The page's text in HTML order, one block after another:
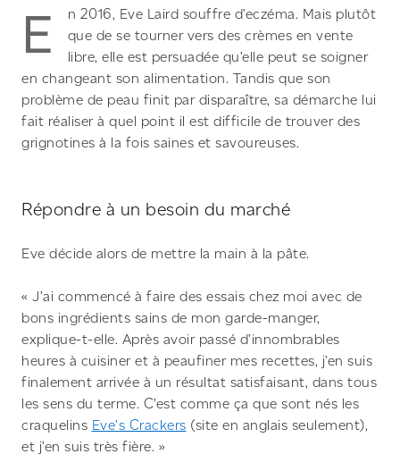
E
n 2016, Eve Laird souffre d’eczéma. Mais plutôt
que de se tourner vers des crèmes en vente
libre, elle est persuadée qu’elle peut se soigner
en changeant son alimentation. Tandis que son
problème de peau finit par disparaître, sa démarche lui
fait réaliser à quel point il est difficile de trouver des
grignotines à la fois saines et savoureuses.
Répondre à un besoin du marché
Eve décide alors de mettre la main à la pâte.
« J’ai commencé à faire des essais chez moi avec de
bons ingrédients sains de mon garde-manger,
explique-t-elle. Après avoir passé d’innombrables
heures à cuisiner et à peaufiner mes recettes, j’en suis
finalement arrivée à un résultat satisfaisant, dans tous
les sens du terme. C’est comme ça que sont nés les
craquelins Eve’s Crackers (site en anglais seulement),
et j’en suis très fière. »